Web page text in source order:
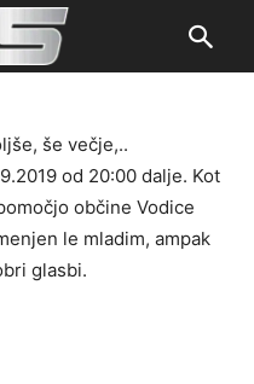
še večje,..
od 20:00 dalje. Kot
občine Vodice
le mladim, ampak
glasbi.